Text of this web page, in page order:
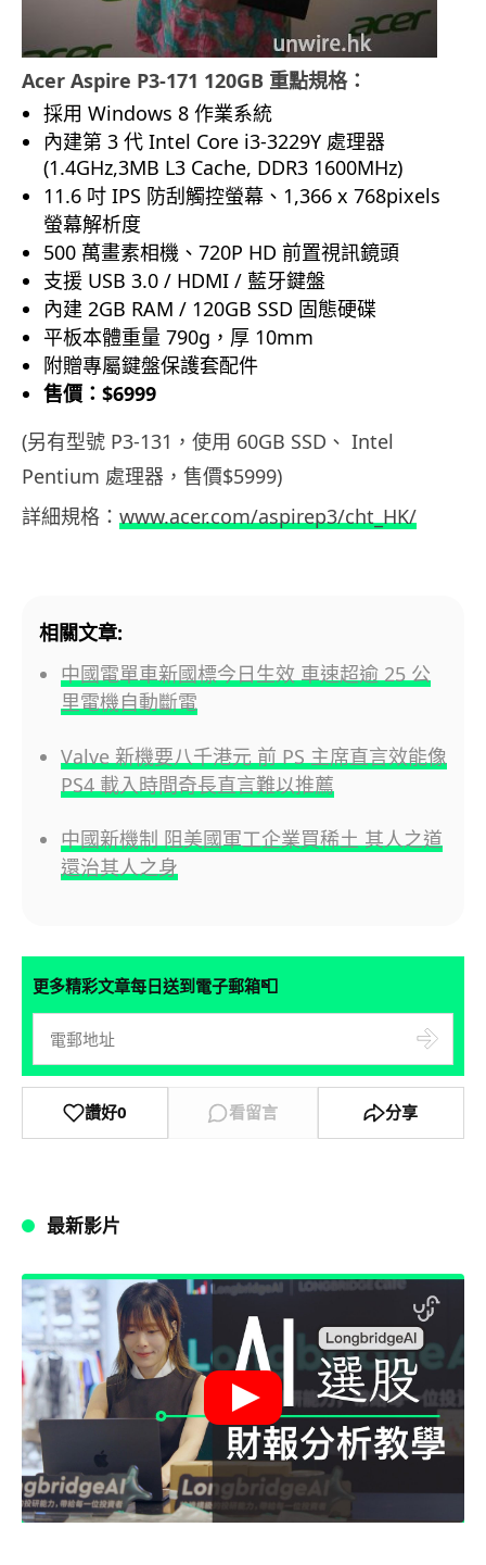
Acer Aspire P3-171 120GB 重點規格：
採用 Windows 8 作業系統
內建第 3 代 Intel Core i3-3229Y 處理器
(1.4GHz,3MB L3 Cache, DDR3 1600MHz)
11.6 吋 IPS 防刮觸控螢幕、1,366 x 768pixels
螢幕解析度
500 萬畫素相機、720P HD 前置視訊鏡頭
支援 USB 3.0 / HDMI / 藍牙鍵盤
內建 2GB RAM / 120GB SSD 固態硬碟
平板本體重量 790g，厚 10mm
附贈專屬鍵盤保護套配件
售價：$6999
(另有型號 P3-131，使用 60GB SSD、 Intel
Pentium 處理器，售價$5999)
詳細規格： www.acer.com/aspirep3/cht_HK/
相關文章:
中國電單車新國標今日生效 車速超逾 25 公
里電機自動斷電
Valve 新機要八千港元 前 PS 主席直言效能像
PS4 載入時間奇長直言難以推薦
中國新機制 阻美國軍工企業買稀土 其人之道
還治其人之身
更多精彩文章每日送到電子郵箱📮
讚好0 看留言 分享
最新影片